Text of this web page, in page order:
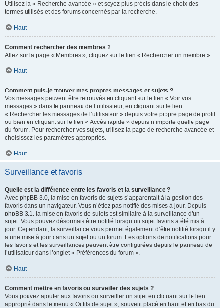
Utilisez la « Recherche avancée » et soyez plus précis dans le choix des
termes utilisés et des forums concernés par la recherche.
Haut
Comment rechercher des membres ?
Allez sur la page « Membres », cliquez sur le lien « Rechercher un membre ».
Haut
Comment puis-je trouver mes propres messages et sujets ?
Vos messages peuvent être retrouvés en cliquant sur le lien « Voir vos
messages » dans le panneau de l’utilisateur, en cliquant sur le lien
« Rechercher les messages de l’utilisateur » depuis votre propre page de profil
ou bien en cliquant sur le lien « Accès rapide » depuis n’importe quelle page
du forum. Pour rechercher vos sujets, utilisez la page de recherche avancée et
choisissez les paramètres appropriés.
Haut
Surveillance et favoris
Quelle est la différence entre les favoris et la surveillance ?
Avec phpBB 3.0, la mise en favoris de sujets s’apparentait à la gestion des
favoris dans un navigateur. Vous n’étiez pas notifié des mises à jour. Depuis
phpBB 3.1, la mise en favoris de sujets est similaire à la surveillance d’un
sujet. Vous pouvez désormais être notifié lorsqu’un sujet favoris a été mis à
jour. Cependant, la surveillance vous permet également d’être notifié lorsqu’il y
a une mise à jour dans un sujet ou un forum. Les options de notifications pour
les favoris et les surveillances peuvent être configurées depuis le panneau de
l’utilisateur dans l’onglet « Préférences du forum ».
Haut
Comment mettre en favoris ou surveiller des sujets ?
Vous pouvez ajouter aux favoris ou surveiller un sujet en cliquant sur le lien
approprié dans le menu « Outils de sujet », souvent placé en haut et en bas du